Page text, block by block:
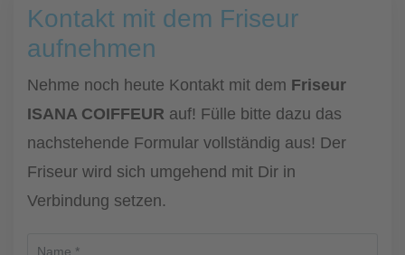
Kontakt mit dem Friseur
aufnehmen
Nehme noch heute Kontakt mit dem Friseur
ISANA COIFFEUR auf! Fülle bitte dazu das
nachstehende Formular vollständig aus! Der
Friseur wird sich umgehend mit Dir in
Verbindung setzen.